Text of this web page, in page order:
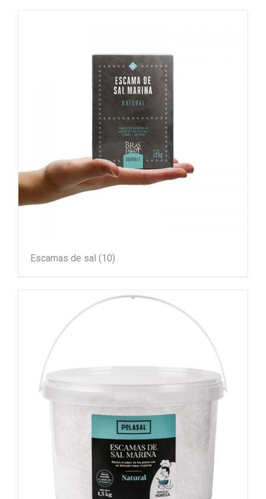
Escamas de sal (10)